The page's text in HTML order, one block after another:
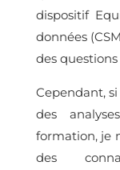
dispositif
données
des
Cependant,
des
formation, je
des